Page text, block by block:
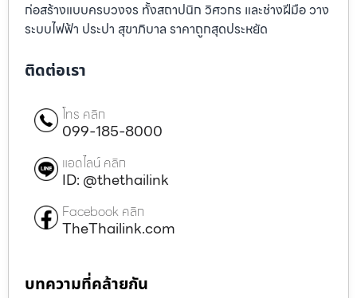
ก่อสร้างแบบครบวงจร ทั้งสถาปนิก วิศวกร และช่างฝีมือ วาง
ระบบไฟฟ้า ประปา สุขาภิบาล ราคาถูกสุดประหยัด
ติดต่อเรา
โทร คลิก
099-185-8000
แอดไลน์ คลิก
ID: @thethailink
Facebook คลิก
TheThailink.com
บทความที่คล้ายกัน